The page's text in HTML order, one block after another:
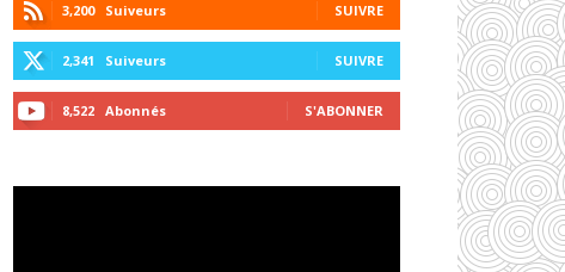
3,200 Suiveurs SUIVRE
2,341 Suiveurs SUIVRE
8,522 Abonnés S'ABONNER